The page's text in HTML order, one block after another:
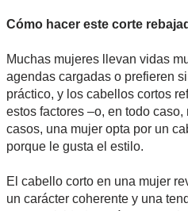
Cómo hacer este corte
Muchas mujeres llevan vidas
agendas cargadas o prefieren
práctico, y los cabellos cortos
estos factores –o, en todo
casos, una mujer opta por un
porque le gusta el estilo.
El cabello corto en una mujer
un carácter coherente y una